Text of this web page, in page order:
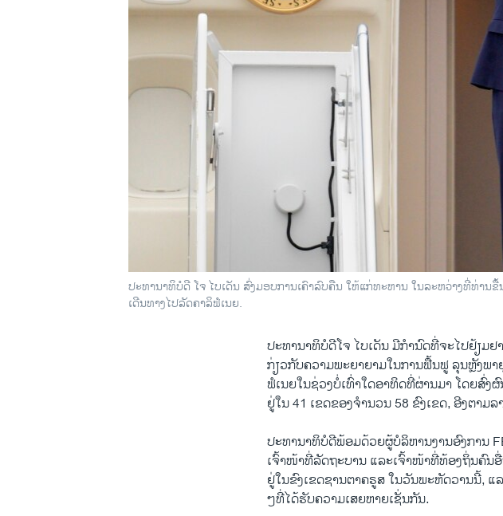
ປະທານາທິບໍດີ ໂຈ ໄບເດັນ ສົ່ງມອບການເຄົາລົບຄືນ ໃຫ້ແກ່ທະຫານ ໃນລະຫວ່າງທີ່ທ່າ
ເດີນທາງໄປລັດຄາລິຟໍເນຍ.
ປະທານາທິບໍດີໂຈ ໄບເດັນ ມີກໍານົດທີ່ຈະໄປຢ້ຽມ​
ກ່ຽວກັບຄວາມພະຍາຍາມໃນ​ການຟື້ນຟູ ລຸນຫຼັງພ
ຟໍເນຍໃນຊ່ວງບໍ່ເທົ່າໃດອາທິດທີ່ຜ່ານມາ ໂດຍສົ່
ຢູ່​ໃນ 41 ເຂດ​ຂອງຈໍານວນ 58 ຂົງເຂດ, ອີງຕາມ​
ປະທານາທິບໍດີພ້ອມດ້ວຍຜູ້ບໍລິຫານງານ​ອົງ​ການ
ເຈົ້າໜ້າທີ່ລັດຖະບານ ແລະເຈົ້າໜ້າທີ່ທ້ອງຖິ່ນຄົນ
ຢູ່ໃນຂົງເຂດຊານຕາຄຣູສ ໃນວັນພະຫັດວານນີ້,
ໆທີ່ໄດ້ຮັບຄວາມເສຍຫາຍເຊັ່ນກັນ.